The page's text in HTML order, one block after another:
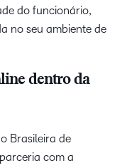
do funcionário,
no seu ambiente de
dentro da
Brasileira de
com a